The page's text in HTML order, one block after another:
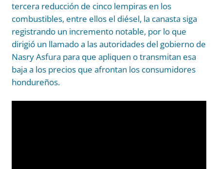
tercera reducción de cinco lempiras en los
combustibles, entre ellos el diésel, la canasta siga
registrando un incremento notable, por lo que
dirigió un llamado a las autoridades del gobierno de
Nasry Asfura para que apliquen o transmitan esa
baja a los precios que afrontan los consumidores
hondureños.